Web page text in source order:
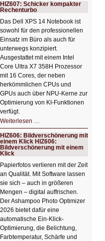
HIZ607: Schicker kompakter
Rechenturbo
Das Dell XPS 14 Notebook ist
sowohl für den professionellen
Einsatz im Büro als auch für
unterwegs konzipiert.
Ausgestattet mit einem Intel
Core Ultra X7 358H Prozessor
mit 16 Cores, der neben
herkömmlichen CPUs und
GPUs auch über NPU-Kerne zur
Optimierung von KI-Funktionen
verfügt.
Weiterlesen …
Schicker
kompakter
Rechenturbo
HIZ606: Bildverschönerung mit
einem Klick HIZ606:
Bildverschönerung mit einem
Klick
Papierfotos verlieren mit der Zeit
an Qualität. Mit Software lassen
sie sich – auch in größeren
Mengen – digital auffrischen.
Der Ashampoo Photo Optimizer
2026 bietet dafür eine
automatische Ein-Klick-
Optimierung, die Belichtung,
Farbtemperatur, Schärfe und